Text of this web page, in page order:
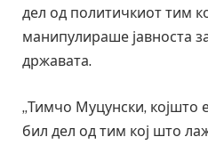
дел од политичкиот тим
манипулираше јавноста
државата.
„Тимчо Муцунски, којшто
бил дел од тим кој што